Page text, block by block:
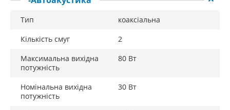
Тип
коаксіальна
Кількість смуг
2
Максимальна вихідна
потужність
80 Вт
Номінальна вихідна
потужність
30 Вт